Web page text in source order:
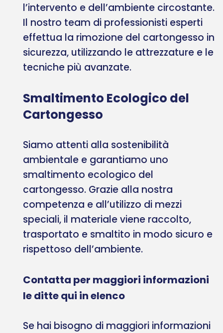
l’intervento e dell’ambiente circostante.
Il nostro team di professionisti esperti
effettua la rimozione del cartongesso in
sicurezza, utilizzando le attrezzature e le
tecniche più avanzate.
Smaltimento Ecologico del
Cartongesso
Siamo attenti alla sostenibilità
ambientale e garantiamo uno
smaltimento ecologico del
cartongesso. Grazie alla nostra
competenza e all’utilizzo di mezzi
speciali, il materiale viene raccolto,
trasportato e smaltito in modo sicuro e
rispettoso dell’ambiente.
Contatta per maggiori informazioni
le ditte qui in elenco
Se hai bisogno di maggiori informazioni